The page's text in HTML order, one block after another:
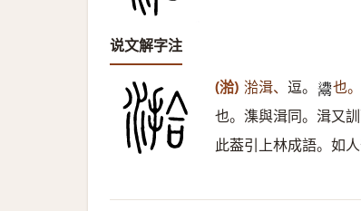
说文解字注
(湁) 湁湒、 逗。 𩰾 也。
也。潗與湒同。湒又
此葢引上林成語。如